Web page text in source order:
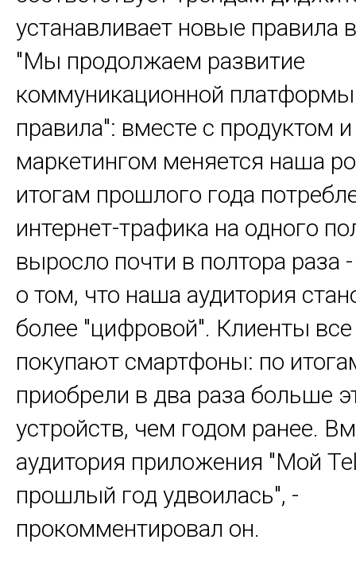
устанавливает новые правила
"Мы продолжаем развитие
коммуникационной
правила": вместе с продуктом и
маркетингом меняется наша
итогам прошлого года
интернет-трафика на одного
выросло почти в полтора раза
о том, что наша аудитория
более "цифровой". Клиенты
покупают смартфоны: по
приобрели в два раза больше
устройств, чем годом ранее.
аудитория приложения "Мой
прошлый год удвоилась", -
прокомментировал он.